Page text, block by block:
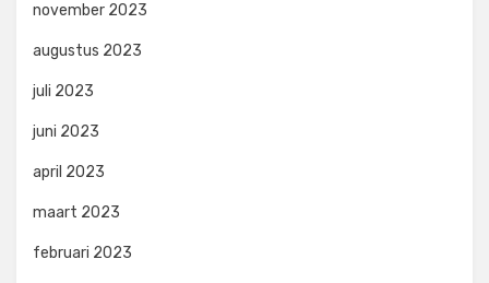
november 2023
augustus 2023
juli 2023
juni 2023
april 2023
maart 2023
februari 2023